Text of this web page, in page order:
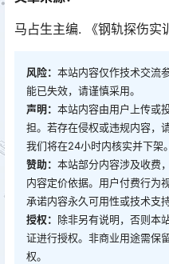
马占生主编. 《钢轨探伤
风险： 本站内容仅作技术交流
能已失效，请谨慎采用。
声明： 本站内容由用户上传或
担。若存在侵权或违规内容，
我们将在24小时内核实并下架。
赞助： 本站部分内容涉及收费
内容定价依据。用户付费行为
承诺内容永久可用性或技术支持
授权： 除非另有说明，否则本
证进行授权。非商业用途需保
权。